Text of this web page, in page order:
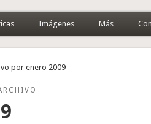
Imágenes Más
por enero 2009